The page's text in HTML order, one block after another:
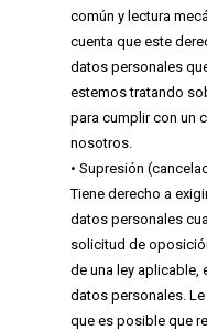
común y lectura
cuenta que este
datos personales
estemos tratando
para cumplir con un
nosotros.
• Supresión
Tiene derecho a
datos personales
solicitud de
de una ley
datos personales.
que es posible que